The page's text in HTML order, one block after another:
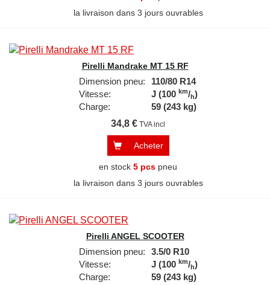
la livraison dans 3 jours ouvrables
Pirelli Mandrake MT 15 RF
Dimension pneu:
110/80 R14
Vitesse:
J (100 km/h)
Charge:
59 (243 kg)
34,8 € TVA incl
Acheter
en stock 5 pcs pneu
la livraison dans 3 jours ouvrables
Pirelli ANGEL SCOOTER
Dimension pneu:
3.5/0 R10
Vitesse:
J (100 km/h)
Charge:
59 (243 kg)